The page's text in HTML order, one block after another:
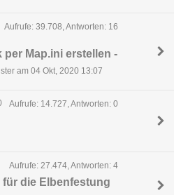
Aufrufe: 39.708, Antworten: 16
per Map.ini erstellen -
am 04 Okt, 2020 13:07
Aufrufe: 14.727, Antworten: 0
Aufrufe: 27.474, Antworten: 4
die Elbenfestung